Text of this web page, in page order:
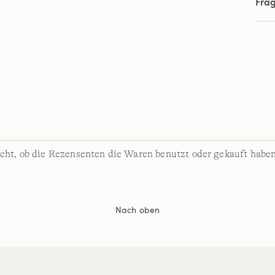
ob die Rezensenten die Waren benutzt oder gekauft
Nach oben